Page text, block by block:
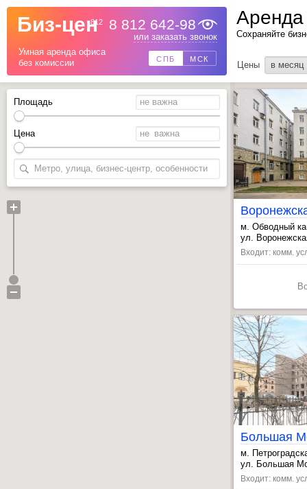
Биз-цен
Умная аренда офиса
без комиссии
812 8 812 642-98
или заказать звонок
СПБ МСК
Площадь
Цена
Назад
Сохраняйте
Цены в месяц
м. Обводный
, Лиговский
,
ул.
Входит: комм.
м.
, Выборгская
ул. Большая
Входит: комм.